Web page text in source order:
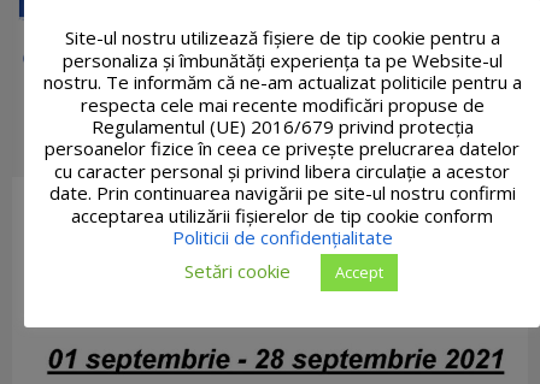
Site-ul nostru utilizează fişiere de tip cookie pentru a
personaliza și îmbunătăți experiența ta pe Website-ul
nostru. Te informăm că ne-am actualizat politicile pentru a
respecta cele mai recente modificări propuse de
Regulamentul (UE) 2016/679 privind protecția
persoanelor fizice în ceea ce privește prelucrarea datelor
cu caracter personal și privind libera circulație a acestor
date. Prin continuarea navigării pe site-ul nostru confirmi
acceptarea utilizării fişierelor de tip cookie conform
Politicii de confidențialitate
Setări cookie
Accept